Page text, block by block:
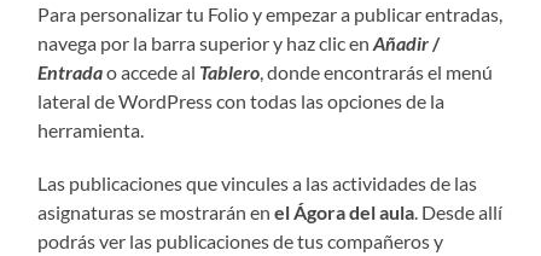
Para personalizar tu Folio y empezar a publicar entradas,
navega por la barra superior y haz clic enAñadir /
Entradao accede al Tablero , donde encontrarás el menú
lateral de WordPress con todas las opciones de la
herramienta.
Las publicaciones que vincules a las actividades de las
asignaturas se mostrarán enel Ágora del aula . Desde allí
podrás ver las publicaciones de tus compañeros y